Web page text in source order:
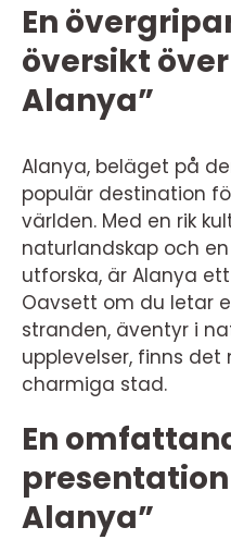
En
översikt
Alanya”
Alanya, beläget på
populär destination
världen. Med en rik
naturlandskap och
utforska, är Alanya
Oavsett om du letar
stranden, äventyr i
upplevelser, finns
charmiga stad.
En
Alanya”